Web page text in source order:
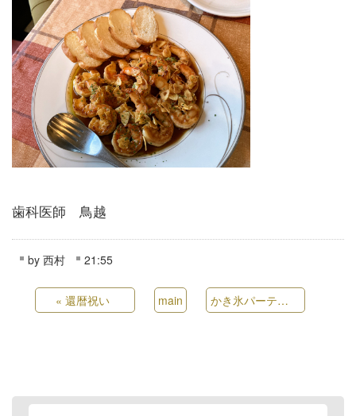
歯科医師 鳥越
by 西村 21:55
«還暦祝い main かき氷パーティー🌟